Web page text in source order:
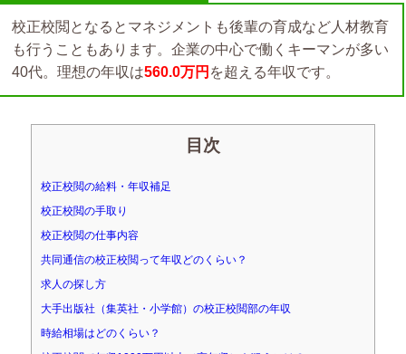
校正校閲となるとマネジメントも後輩の育成など人材教育
も行うこともあります。企業の中心で働くキーマンが多い
40代。理想の年収は560.0万円 を超える年収です。
目次
校正校閲の給料・年収補足
校正校閲の手取り
校正校閲の仕事内容
共同通信の校正校閲って年収どのくらい？
求人の探し方
大手出版社（集英社・小学館）の校正校閲部の年収
時給相場はどのくらい？